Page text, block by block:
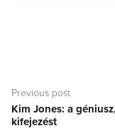
navigáció
Previous post
Previous
post:
Kim Jones: a
kifejezést